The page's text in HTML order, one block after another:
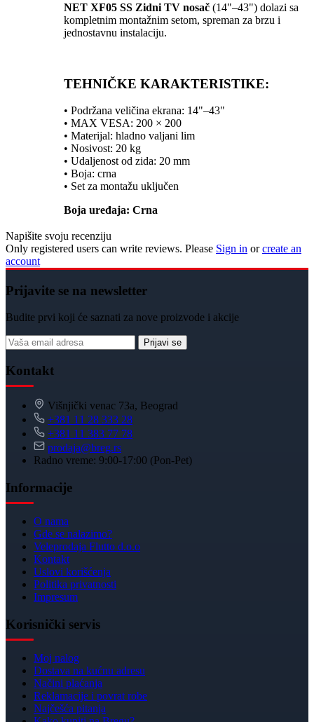
NET XF05 SS Zidni TV nosač (14"–43") dolazi sa
kompletnim montažnim setom, spreman za brzu i
jednostavnu instalaciju.
TEHNIČKE KARAKTERISTIKE:
• Podržana veličina ekrana: 14"–43"
• MAX VESA: 200 × 200
• Materijal: hladno valjani lim
• Nosivost: 20 kg
• Udaljenost od zida: 20 mm
• Boja: crna
• Set za montažu uključen
Boja uređaja: Crna
Napišite svoju recenziju
Only registered users can write reviews. Please Sign in orcreate an
account
Prijavite se na newsletter
Budite prvi koji će saznati za nove proizvode i akcije
Prijavi se
Kontakt
Višnjički venac 73a, Beograd
+381 11 28 333 28
+381 11 383 77 78
prodaja@breg.rs
Radno vreme: 9:00-17:00 (Pon-Pet)
Informacije
O nama
Gde se nalazimo?
Veleprodaja Flutto d.o.o
Kontakt
Uslovi korišćenja
Politika privatnosti
Impresum
Korisnički servis
Moj nalog
Dostava na kućnu adresu
Načini plaćanja
Reklamacije i povrat robe
Najčešća pitanja